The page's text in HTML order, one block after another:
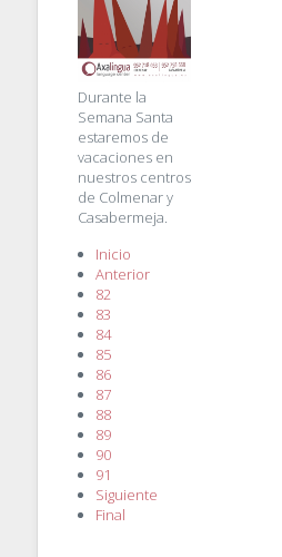
Durante la
Semana Santa
estaremos de
vacaciones en
nuestros centros
de Colmenar y
Casabermeja.
Inicio
Anterior
82
83
84
85
86
87
88
89
90
91
Siguiente
Final